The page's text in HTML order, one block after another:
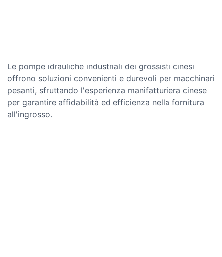
Le pompe idrauliche industriali dei grossisti cinesi
offrono soluzioni convenienti e durevoli per macchinari
pesanti, sfruttando l'esperienza manifatturiera cinese
per garantire affidabilità ed efficienza nella fornitura
all'ingrosso.